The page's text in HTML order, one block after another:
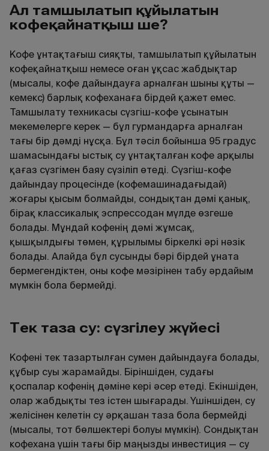
Ал тамшылатып құйылатын
кофеқайнатқыш ше?
Кофе ұнтақтағыш сияқты, тамшылатып құйылатын
кофеқайнатқыш немесе оған ұқсас жабдықтар
(мысалы, кофе дайындауға арналған шыны құты —
кемекс) барлық кофеханаға бірдей қажет емес.
Тамшылату техникасы сүзгіш-кофе ұсынатын
мекемелерге керек — бұл гурмандарға арналған
тағы бір дәмді нұсқа. Бұл тәсіл бойынша 95 градус
шамасындағы ыстық су ұнтақталған кофе арқылы
қағаз сүзгімен баяу сүзіліп өтеді. Сүзгіш-кофе
дайындау процесінде (кофемашинадағыдай)
жоғары қысым болмайды, сондықтан дәмі қанық,
бірақ классикалық эспрессодан мүлде өзгеше
болады. Мұндай кофенің дәмі жұмсақ,
қышқылдығы төмен, құрылымы біркелкі әрі нәзік
болады. Алайда бұл сусынды бәрі бірдей ұната
бермегендіктен, оны кофе мәзірінен табу әрдайым
мүмкін бола бермейді.
Тек таза су: сүзгілеу жүйесі
Кофені тек тазартылған сумен дайындауға болады,
құбыр суы жарамайды. Біріншіден, судағы
қоспалар кофенің дәміне кері әсер етеді. Екіншіден,
олар жабдықты тез істен шығарады. Үшіншіден, су
желісінен келетін су әрқашан таза бола бермейді
(мысалы, тот бөлшектері болуы мүмкін). Сондықтан
кофехана үшін тағы бір маңызды инвестиция — су